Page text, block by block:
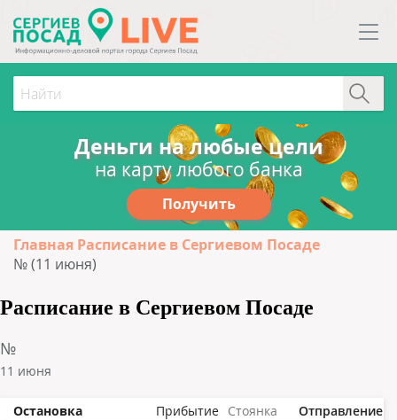
Деньги на любые цели
на карту любого банка
Получить
Главная Расписание в Сергиевом Посаде
№ (11 июня)
Расписание в Сергиевом Посаде
№
11 июня
Остановка Прибытие Стоянка Отправление